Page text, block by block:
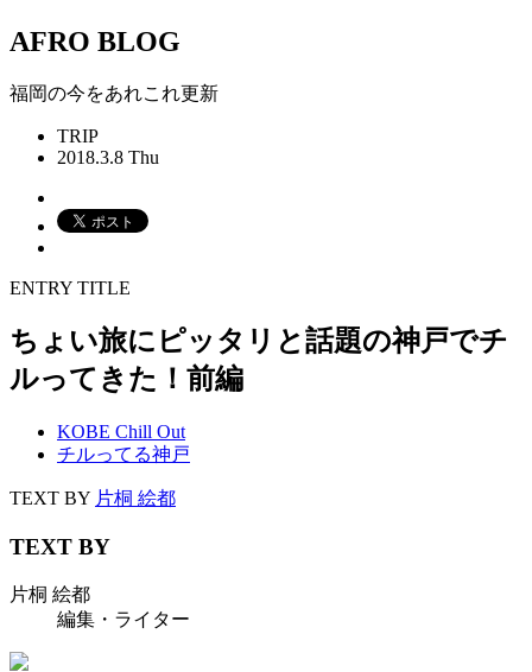
AFRO BLOG
福岡の今をあれこれ更新
TRIP
2018.3.8 Thu
ENTRY TITLE
ちょい旅にピッタリと話題の神戸でチ
ルってきた！前編
KOBE Chill Out
チルってる神戸
TEXT BY 片桐 絵都
TEXT BY
片桐 絵都
編集・ライター